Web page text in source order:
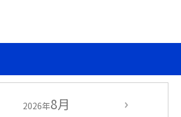
2026年8月